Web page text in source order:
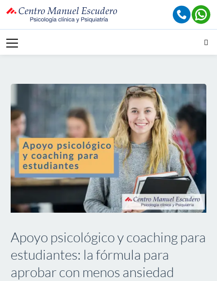
Apoyo psicológico y coaching para
estudiantes: la fórmula para
aprobar con menos ansiedad